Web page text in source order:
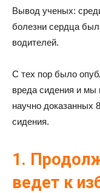
Вывод ученых:
болезни сердца
водителей.
С тех пор было
вреда сидения и мы
научно доказанных
сидения.
1.
ведет к